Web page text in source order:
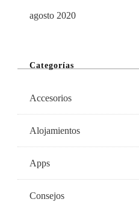
agosto 2020
Categorías
Accesorios
Alojamientos
Apps
Consejos